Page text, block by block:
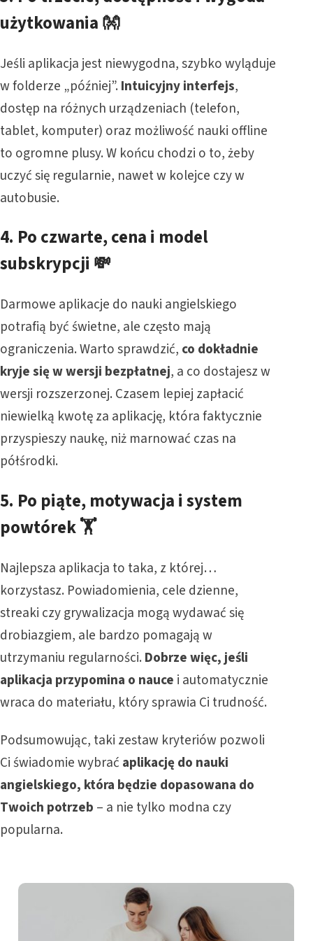
użytkowania 👐
Jeśli aplikacja jest niewygodna, szybko wyląduje
w folderze „później”. Intuicyjny interfejs,
dostęp na różnych urządzeniach (telefon,
tablet, komputer) oraz możliwość nauki offline
to ogromne plusy. W końcu chodzi o to, żeby
uczyć się regularnie, nawet w kolejce czy w
autobusie.
4. Po czwarte, cena i model
subskrypcji 💸
Darmowe aplikacje do nauki angielskiego
potrafią być świetne, ale często mają
ograniczenia. Warto sprawdzić, co dokładnie
kryje się w wersji bezpłatnej, a co dostajesz w
wersji rozszerzonej. Czasem lepiej zapłacić
niewielką kwotę za aplikację, która faktycznie
przyspieszy naukę, niż marnować czas na
półśrodki.
5. Po piąte, motywacja i system
powtórek🏋️
Najlepsza aplikacja to taka, z której…
korzystasz. Powiadomienia, cele dzienne,
streaki czy grywalizacja mogą wydawać się
drobiazgiem, ale bardzo pomagają w
utrzymaniu regularności. Dobrze więc, jeśli
aplikacja przypomina o nauce i automatycznie
wraca do materiału, który sprawia Ci trudność.
Podsumowując, taki zestaw kryteriów pozwoli
Ci świadomie wybrać aplikację do nauki
angielskiego, która będzie dopasowana do
Twoich potrzeb – a nie tylko modna czy
popularna.